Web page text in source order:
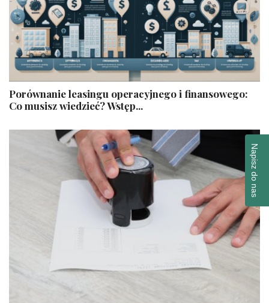
​ Porównanie leasingu operacyjnego i finansowego:
Co musisz wiedzieć? Wstęp...
Napisz do nas